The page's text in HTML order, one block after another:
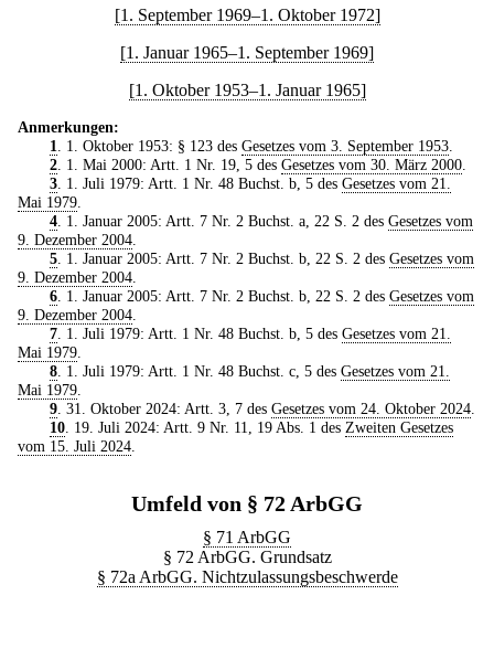
[1. September 1969–1. Oktober 1972]
[1. Januar 1965–1. September 1969]
[1. Oktober 1953–1. Januar 1965]
Anmerkungen:
1
. 1. Oktober 1953: § 123 des Gesetzes vom 3. September 1953.
2. 1. Mai 2000: Artt. 1 Nr. 19, 5 des Gesetzes vom 30. März 2000.
3. 1. Juli 1979: Artt. 1 Nr. 48 Buchst. b, 5 des Gesetzes vom 21.
Mai 1979
4. 1. Januar 2005: Artt. 7 Nr. 2 Buchst. a, 22 S. 2 des Gesetzes vom
9. Dezember 2004
5. 1. Januar 2005: Artt. 7 Nr. 2 Buchst. b, 22 S. 2 des Gesetzes vom
9. Dezember 2004
6. 1. Januar 2005: Artt. 7 Nr. 2 Buchst. b, 22 S. 2 des Gesetzes vom
9. Dezember 2004
7. 1. Juli 1979: Artt. 1 Nr. 48 Buchst. b, 5 des Gesetzes vom 21.
Mai 1979
8. 1. Juli 1979: Artt. 1 Nr. 48 Buchst. c, 5 des Gesetzes vom 21.
Mai 1979
9. 31. Oktober 2024: Artt. 3, 7 des Gesetzes vom 24. Oktober 2024.
10. 19. Juli 2024: Artt. 9 Nr. 11, 19 Abs. 1 des Zweiten Gesetzes
vom 15. Juli 2024
Umfeld von § 72 ArbGG
§ 71 ArbGG
§ 72 ArbGG. Grundsatz
§ 72a ArbGG. Nichtzulassungsbeschwerde